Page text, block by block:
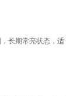
长期常亮状态，适